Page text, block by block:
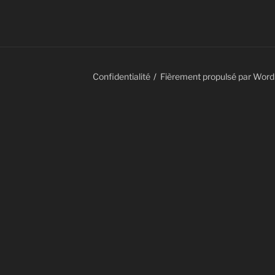
Confidentialité Fièrement propulsé par